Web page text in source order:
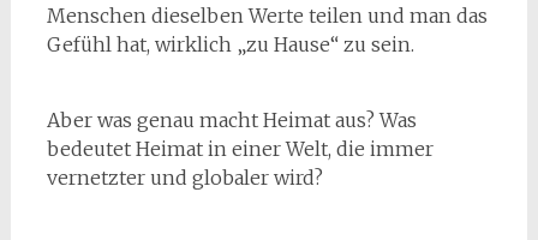
Menschen dieselben Werte teilen und man das
Gefühl hat, wirklich „zu Hause“ zu sein.
Aber was genau macht Heimat aus? Was
bedeutet Heimat in einer Welt, die immer
vernetzter und globaler wird?